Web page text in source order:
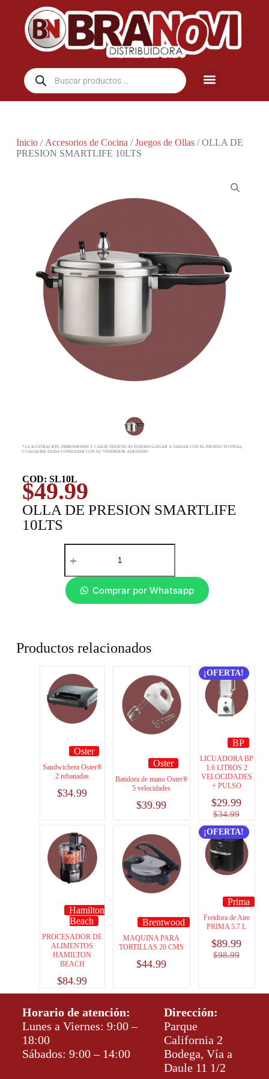
Inicio/ Accesorios de Cocina /Juegos de Ollas/ OLLA DE
PRESION SMARTLIFE 10LTS
*LA ILUSTRACIÓN, DIMENSIONES Y CARACTERISTICAS PUEDEN LLEGAR A VARIAR CON EL PRODUCTO FINAL,
CUALQUIER DUDA CONSULTAR CON SU VENDEDOR ASIGNADO
COD: SL10L
$49.99
OLLA DE PRESION SMARTLIFE
10LTS
Comprar por Whatsapp
Productos relacionados
Oster
Sandwichera Oster®
2 rebanadas
$34.99
Oster
Batidora de mano Oster®
5 velocidades
$39.99
¡OFERTA!
BP
LICUADORA BP
1.6 LITROS 2
VELOCIDADES
+ PULSO
$34.99
$29.99
Hamilton
Beach
PROCESADOR DE
ALIMENTOS
HAMILTON
BEACH
$84.99
Brentwood
MAQUINA PARA
TORTILLAS 20 CMS
$44.99
¡OFERTA!
Prima
Freidora de Aire
PRIMA 5.7 L
$98.99
$89.99
Horario de atención:
Lunes a Viernes: 9:00 –
18:00
Sábados: 9:00 – 14:00
Dirección:
Parque
California 2
Bodega, Vía a
Daule 11 1/2